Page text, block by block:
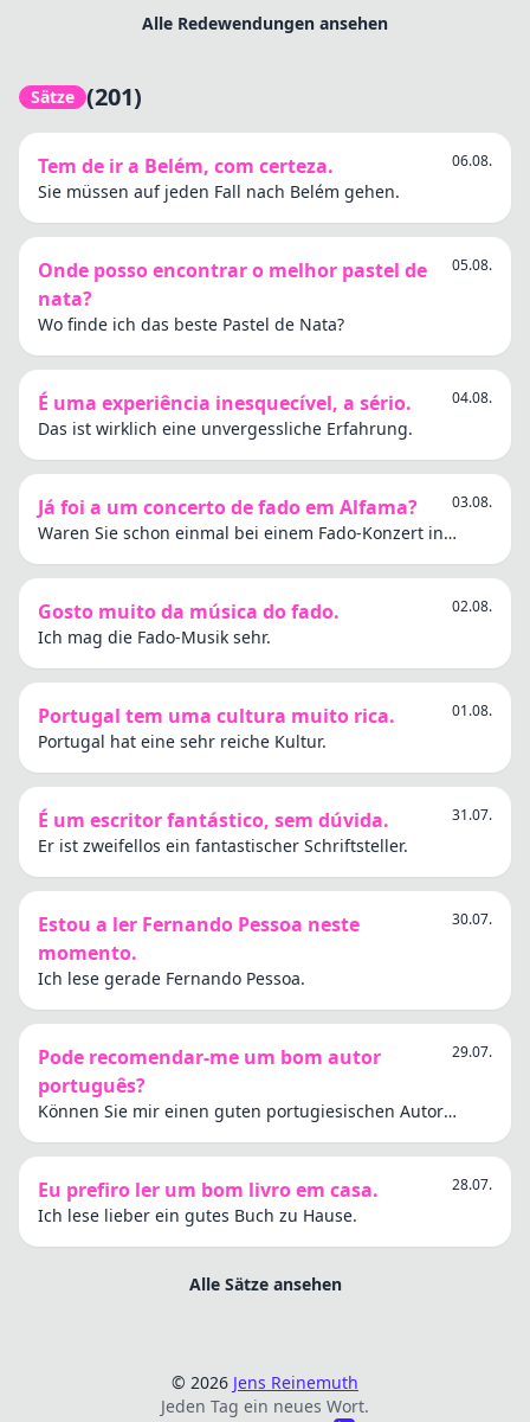
Alle Redewendungen ansehen
Sätze (201)
Tem de ir a Belém, com certeza. 06.08.
Sie müssen auf jeden Fall nach Belém gehen.
Onde posso encontrar o melhor pastel de
nata?
05.08.
Wo finde ich das beste Pastel de Nata?
É uma experiência inesquecível, a sério. 04.08.
Das ist wirklich eine unvergessliche Erfahrung.
Já foi a um concerto de fado em Alfama? 03.08.
Waren Sie schon einmal bei einem Fado-Konzert in
Gosto muito da música do fado. 02.08.
Ich mag die Fado-Musik sehr.
Portugal tem uma cultura muito rica. 01.08.
Portugal hat eine sehr reiche Kultur.
É um escritor fantástico, sem dúvida. 31.07.
Er ist zweifellos ein fantastischer Schriftsteller.
Estou a ler Fernando Pessoa neste
momento.
30.07.
Ich lese gerade Fernando Pessoa.
Pode recomendar-me um bom autor
português?
29.07.
Können Sie mir einen guten portugiesischen Autor
Eu prefiro ler um bom livro em casa. 28.07.
Ich lese lieber ein gutes Buch zu Hause.
Alle Sätze ansehen
© 2026 Jens Reinemuth
Jeden Tag ein neues Wort.